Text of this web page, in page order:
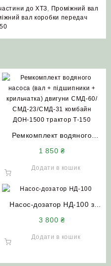
до ХТЗ
Проміжний вал
вал коробки передач
Ремкомплект водяного
СМД-60/СМД-23/СМД-31
комбайн ДОН-1500 трактор
Т-150
1 850₴
Додати в кошик
Насос-дозатор НД-100 з
3 800₴
Додати в кошик